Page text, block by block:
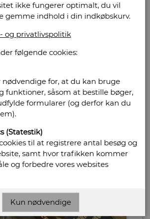
ikke fungerer optimalt, du vil
gemme indhold i din indkøbskurv.
og privatlivspolitik
følgende cookies:
nødvendige for, at du kan bruge
funktioner, såsom at bestille bøger,
formularer (og derfor kan du
(Statestik)
til at registrere antal besøg og
samt hvor trafikken kommer
og forbedre vores websites
Kun nødvendige